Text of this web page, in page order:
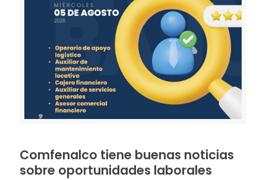
Comfenalco tiene buenas noticias
sobre oportunidades laborales